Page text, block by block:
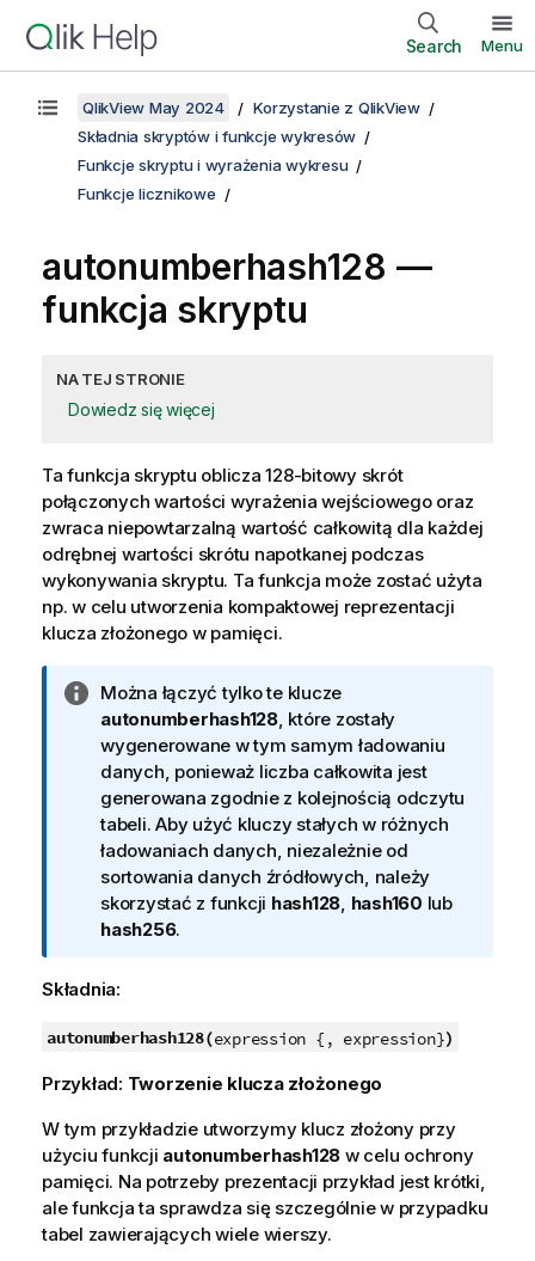
Search Menu
QlikView May 2024
Korzystanie z QlikView
Składnia skryptów i funkcje wykresów
Funkcje skryptu i wyrażenia wykresu
Funkcje licznikowe
autonumberhash128 —
funkcja skryptu
NA TEJ STRONIE
Dowiedz się więcej
Ta funkcja skryptu oblicza 128-bitowy skrót
połączonych wartości wyrażenia wejściowego oraz
zwraca niepowtarzalną wartość całkowitą dla każdej
odrębnej wartości skrótu napotkanej podczas
wykonywania skryptu. Ta funkcja może zostać użyta
np. w celu utworzenia kompaktowej reprezentacji
klucza złożonego w pamięci.
I
n
f
o
r
m
a
c
j
a
Można łączyć tylko te klucze
autonumberhash128, które zostały
wygenerowane w tym samym ładowaniu
danych, ponieważ liczba całkowita jest
generowana zgodnie z kolejnością odczytu
tabeli. Aby użyć kluczy stałych w różnych
ładowaniach danych, niezależnie od
sortowania danych źródłowych, należy
skorzystać z funkcji hash128, hash160 lub
hash256.
Składnia:
autonumberhash128(expression {, expression})
Przykład: Tworzenie klucza złożonego
W tym przykładzie utworzymy klucz złożony przy
użyciu funkcji autonumberhash128 w celu ochrony
pamięci. Na potrzeby prezentacji przykład jest krótki,
ale funkcja ta sprawdza się szczególnie w przypadku
tabel zawierających wiele wierszy.